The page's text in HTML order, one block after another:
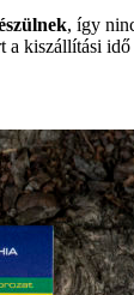
, így
a kiszállítási